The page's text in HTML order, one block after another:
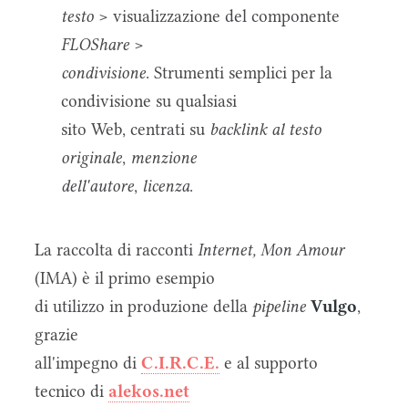
testo > visualizzazione del componente
FLOShare >
condivisione. Strumenti semplici per la
condivisione su qualsiasi
sito Web, centrati su backlink al testo
originale, menzione
dell'autore, licenza.
La raccolta di raccontiInternet, Mon Amour
(IMA) è il primo esempio
di utilizzo in produzione della pipeline Vulgo,
grazie
all'impegno diC.I.R.C.E. e al supporto
tecnico di alekos.net